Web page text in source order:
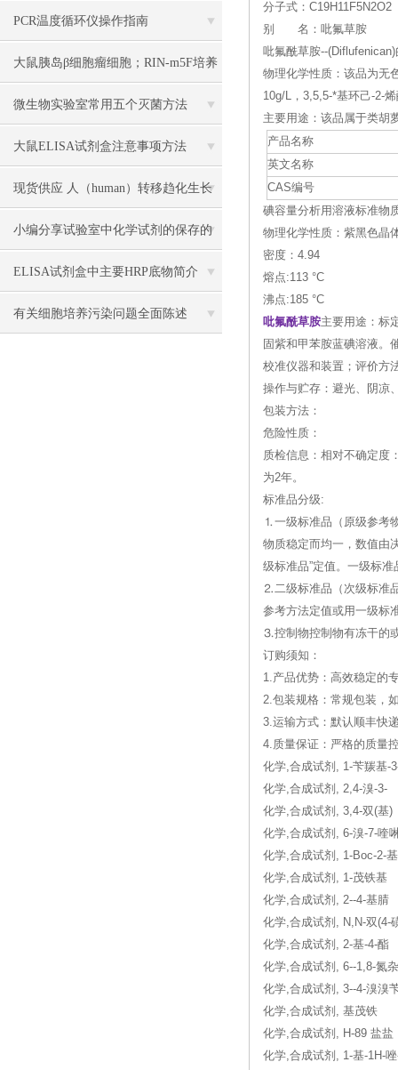
PCR温度循环仪操作指南
大鼠胰岛β细胞瘤细胞；RIN-m5F培养
操作说明
微生物实验室常用五个灭菌方法
大鼠ELISA试剂盒注意事项方法
现货供应 人（human）转移趋化生长
因子β1（TGF-β1） 说明书
小编分享试验室中化学试剂的保存的
方法
ELISA试剂盒中主要HRP底物简介
有关细胞培养污染问题全面陈述
分子式：C19H11F5N2O2
别 名：吡氟草胺
吡氟酰草胺--
物理化学性质：该品为无
10g/L，3,5,5-*基环己-2-
主要用途：该品属于类胡
产品名称
英文名称
CAS编号
碘容量分析用溶液标准物
物理化学性质：紫黑色晶
密度：4.94
熔点:113 °C
沸点:185 °C
吡氟酰草胺主要用途：标
固紫和甲苯胺蓝碘溶液。
校准仪器和装置；评价方
操作与贮存：避光、阴凉
包装方法：
危险性质：
质检信息：相对不确定度
为2年。
标准品分级:
⒈一级标准品（原级参考
物质稳定而均一，数值由
级标准品”定值。一级标
⒉二级标准品（次级标准
参考方法定值或用一级标
⒊控制物控制物有冻干的
订购须知：
1.产品优势：高效稳定的
2.包装规格：常规包装，
3.运输方式：默认顺丰快
4.质量保证：严格的质量
化学,合成试剂, 1-苄羰基-
化学,合成试剂, 2,4-溴-3-
化学,合成试剂, 3,4-双(基)
化学,合成试剂, 6-溴-7-喹
化学,合成试剂, 1-Boc-2-
化学,合成试剂, 1-茂铁基
化学,合成试剂, 2--4-基腈
化学,合成试剂, N,N-双(4-
化学,合成试剂, 2-基-4-酯
化学,合成试剂, 6--1,8-氮
化学,合成试剂, 3--4-溴溴
化学,合成试剂, 基茂铁
化学,合成试剂, H-89 盐盐
化学,合成试剂, 1-基-1H-